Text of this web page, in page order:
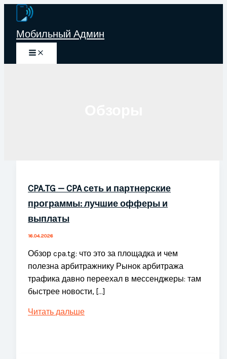
Перейти
содержимому
Мобильный Админ
CPA.TG — CPA сеть и партнерские
программы: лучшие офферы и
выплаты
16.04.2026
Обзор cpa.tg: что это за площадка и чем
полезна арбитражнику Рынок арбитража
трафика давно переехал в мессенджеры: там
быстрее новости, […]
CPA.TG
Читать дальше